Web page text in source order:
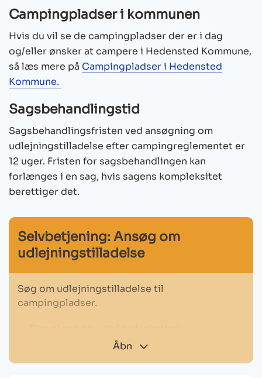
Campingpladser i kommunen
Hvis du vil se de campingpladser der er i dag
og/eller ønsker at campere i Hedensted Kommune,
så læs mere på Campingpladser i Hedensted
Kommune.
Sagsbehandlingstid
Sagsbehandlingsfristen ved ansøgning om
udlejningstilladelse efter campingreglementet er
12 uger. Fristen for sagsbehandlingen kan
forlænges i en sag, hvis sagens kompleksitet
berettiger det.
Selvbetjening: Ansøg om
udlejningstilladelse
Åbn
Søg om udlejningstilladelse til
campingpladser.
Vedhæft det udfyldte skema og send pr. mail
tillandskab@hedensted.dk